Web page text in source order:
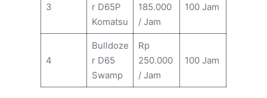
3
r D65P
Komatsu
185.000
/ Jam
100 Jam
4
Bulldoze
r D65
Swamp
Rp
250.000
/ Jam
100 Jam